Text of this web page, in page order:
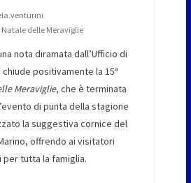
Natale delle Meraviglie
nota diramata dall’Ufficio di
positivamente la 15a
Meraviglie, che è terminata
di punta della stagione
la suggestiva cornice del
offrendo ai visitatori
per tutta la famiglia.